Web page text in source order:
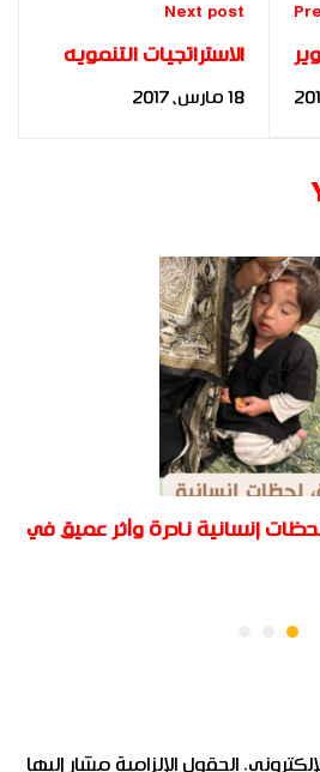
Next post
الاستراتجيات التنمويه
18 مارس، 2017
إنسانية نادرة وأثر عميق في
الحقول الإلزامية مشار إليها